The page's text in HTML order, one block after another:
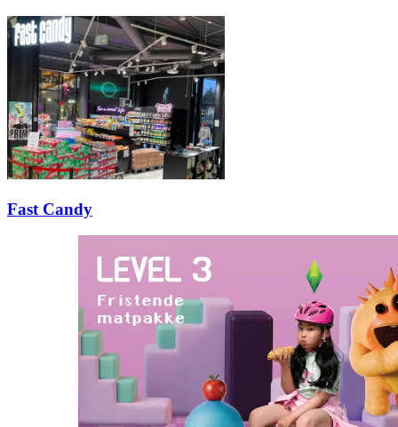
Praktisk informasjon
Ledige stillinger
Magasin
Gavekort
Finn frem
Personal Shopper
Fast Candy